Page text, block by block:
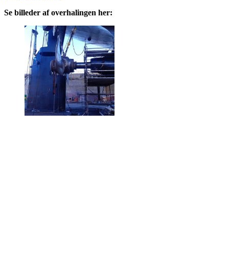
Se billeder af overhalingen her: